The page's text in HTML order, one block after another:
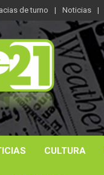
de turno Noticias
CULTURA